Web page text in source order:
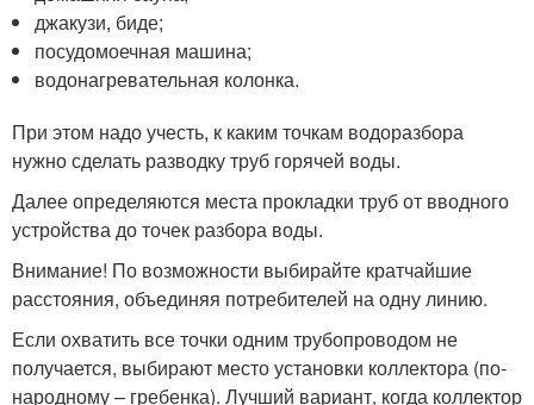
джакузи, биде;
посудомоечная машина;
водонагревательная колонка.
При этом надо учесть, к каким точкам водоразбора
нужно сделать разводку труб горячей воды.
Далее определяются места прокладки труб от вводного
устройства до точек разбора воды.
Внимание! По возможности выбирайте кратчайшие
расстояния, объединяя потребителей на одну линию.
Если охватить все точки одним трубопроводом не
получается, выбирают место установки коллектора (по-
народному – гребенка). Лучший вариант, когда коллектор